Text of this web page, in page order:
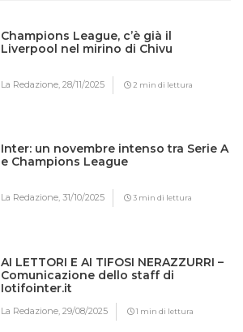
Champions League, c’è già il
Liverpool nel mirino di Chivu
La Redazione,28/11/2025 2 min di lettura
Inter: un novembre intenso tra Serie A
e Champions League
La Redazione,31/10/2025 3 min di lettura
AI LETTORI E AI TIFOSI NERAZZURRI –
Comunicazione dello staff di
Iotifointer.it
La Redazione,29/08/2025 1 min di lettura